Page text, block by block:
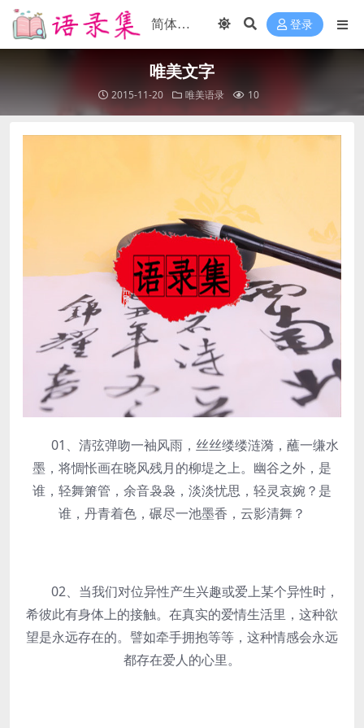
登录
唯美文字
2015-11-20 唯美语录 10
01、清弦弹吻一袖风雨，丝丝缕缕涟漪，蘸一缣水
墨，将惆怅画在晓风残月的柳堤之上。幽谷之外，是
谁，轻舞箫管，余音袅袅，淡淡忧思，轻灵哀婉？是
谁，丹青着色，碾尽一池墨香，云影清舞？
02、当我们对位异性产生兴趣或爱上某个异性时，
希彼此有身体上的接触。在真实的爱情生活里，这种欲
望是永远存在的。譬如牵手拥抱等等，这种情感会永远
都存在爱人的心里。